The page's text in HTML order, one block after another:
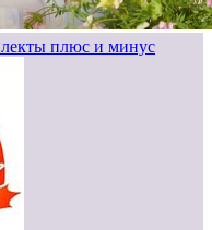
плюс и минус